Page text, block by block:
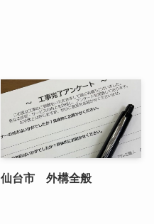
仙台市 外構全般